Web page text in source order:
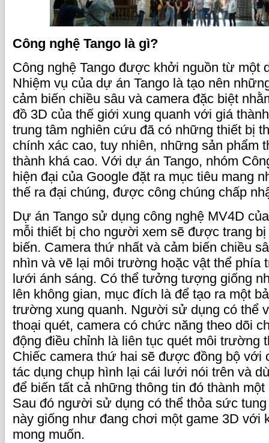
Công nghệ Tango là gì?
Công nghệ Tango được khởi nguồn từ một
Nhiệm vụ của dự án Tango là tạo nên
cảm biến chiều sâu và camera đặc biệt
đồ 3D của thế giới xung quanh với giá
trung tâm nghiên cứu đã có những thiết bị
chính xác cao, tuy nhiên, những sản phẩm
thành khá cao. Với dự án Tango, nhóm
hiện đại của Google đặt ra mục tiêu mang
thế ra đại chúng, được công chúng chấp
Dự án Tango sử dụng công nghệ MV4D
mỗi thiết bị cho người xem sẽ được trang
biến. Camera thứ nhất và cảm biến chiều
nhìn và vẽ lại môi trường hoặc vật thể phía
lưới ánh sáng. Có thể tưởng tượng giống
lên không gian, mục đích là để tạo ra một
trường xung quanh. Người sử dụng có thể
thoại quét, camera có chức năng theo dõi
động điều chỉnh là liên tục quét môi trường
Chiếc camera thứ hai sẽ được đồng bộ với
tác dụng chụp hình lại cái lưới nói trên và
để biến tất cả những thông tin đó thành
Sau đó người sử dụng có thể thỏa sức
này giống như đang chơi một game 3D với
mong muốn.